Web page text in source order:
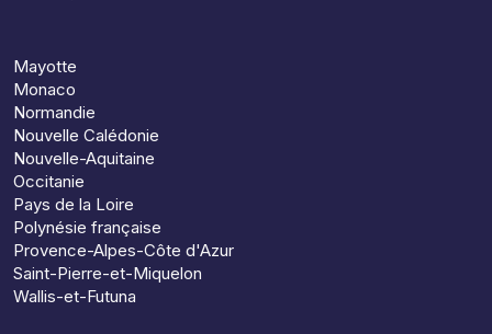
Mayotte
Monaco
Normandie
Nouvelle Calédonie
Nouvelle-Aquitaine
Occitanie
Pays de la Loire
Polynésie française
Provence-Alpes-Côte d'Azur
Saint-Pierre-et-Miquelon
Wallis-et-Futuna